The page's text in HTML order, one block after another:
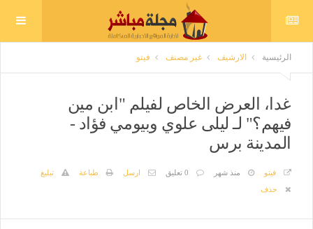
الرئيسية الارشيف غير مصنف فيتو
غدا، العرض الخاص لفيلم "ابن مين
فيهم؟" لـ ليلى علوي وبيومي فؤاد -
المدينة برس
فيتو منذ شهر 0 تعليق ارسل طباعة
تبليغ
حذف